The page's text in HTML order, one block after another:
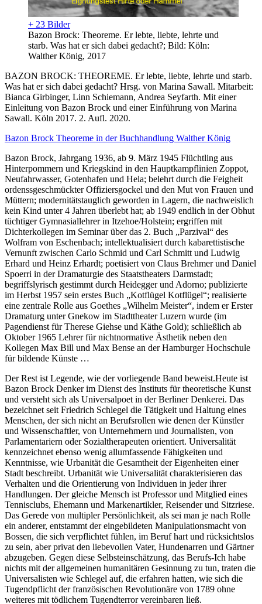
+ 23 Bilder
Bazon Brock: Theoreme. Er lebte, liebte, lehrte und
starb. Was hat er sich dabei gedacht?; Bild: Köln:
Walther König, 2017
BAZON BROCK: THEOREME. Er lebte, liebte, lehrte und starb.
Was hat er sich dabei gedacht? Hrsg. von Marina Sawall. Mitarbeit:
Bianca Girbinger, Linn Schiemann, Andrea Seyfarth. Mit einer
Einleitung von Bazon Brock und einer Einführung von Marina
Sawall. Köln 2017. 2. Aufl. 2020.
Bazon Brock Theoreme in der Buchhandlung Walther König
Bazon Brock, Jahrgang 1936, ab 9. März 1945 Flüchtling aus
Hinterpommern und Kriegskind in den Hauptkampflinien Zoppot,
Neufahrwasser, Gotenhafen und Hela; belehrt durch die Feigheit
ordenssgeschmückter Offiziersgockel und den Mut von Frauen und
Müttern; modernitätstauglich geworden in Lagern, die nachweislich
kein Kind unter 4 Jahren überlebt hat; ab 1949 endlich in der Obhut
tüchtiger Gymnasiallehrer in Itzehoe/Holstein; ergriffen mit
Dichterkollegen im Seminar über das 2. Buch „Parzival“ des
Wolfram von Eschenbach; intellektualisiert durch kabarettistische
Vernunft zwischen Carlo Schmid und Carl Schmitt und Ludwig
Erhard und Heinz Erhardt; poetisiert von Claus Brehmer und Daniel
Spoerri in der Dramaturgie des Staatstheaters Darmstadt;
begriffslyrisch gestimmt durch Heidegger und Adorno; publizierte
im Herbst 1957 sein erstes Buch „Kotflügel Kotflügel“; realisierte
eine zentrale Rolle aus Goethes „Wilhelm Meister“, indem er Erster
Dramaturg unter Gnekow im Stadttheater Luzern wurde (im
Pagendienst für Therese Giehse und Käthe Gold); schließlich ab
Oktober 1965 Lehrer für nichtnormative Ästhetik neben den
Kollegen Max Bill und Max Bense an der Hamburger Hochschule
für bildende Künste …
Der Rest ist Legende, wie der vorliegende Band beweist.Heute ist
Bazon Brock Denker im Dienst des Instituts für theoretische Kunst
und versteht sich als Universalpoet in der Berliner Denkerei. Das
bezeichnet seit Friedrich Schlegel die Tätigkeit und Haltung eines
Menschen, der sich nicht an Berufsrollen wie denen der Künstler
und Wissenschaftler, von Unternehmern und Journalisten, von
Parlamentariern oder Sozialtherapeuten orientiert. Universalität
kennzeichnet ebenso wenig allumfassende Fähigkeiten und
Kenntnisse, wie Urbanität die Gesamtheit der Eigenheiten einer
Stadt beschreibt. Urbanität wie Universalität charakterisieren das
Verhalten und die Orientierung von Individuen in jeder ihrer
Handlungen. Der gleiche Mensch ist Professor und Mitglied eines
Tennisclubs, Ehemann und Markenartikler, Reisender und Sitzriese.
Das Gerede von multipler Persönlichkeit, als sei man je nach Rolle
ein anderer, entstammt der eingebildeten Manipulationsmacht von
Bossen, die sich verpflichtet fühlen, im Beruf hart und rücksichtslos
zu sein, aber privat den liebevollen Vater, Hundenarren und Gärtner
abzugeben. Gegen diese Selbsteinschätzung, das Berufs-Ich habe
nichts mit der allgemeinen humanitären Gesinnung zu tun, traten die
Universalisten wie Schlegel auf, die erfahren hatten, wie sich die
Tugendpflicht der französischen Revolutionäre von 1789 ohne
weiteres mit tödlichem Tugendterror vereinbaren ließ.